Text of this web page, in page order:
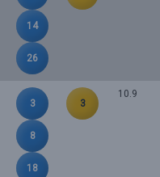
14
26
3
8
18
3
10.9